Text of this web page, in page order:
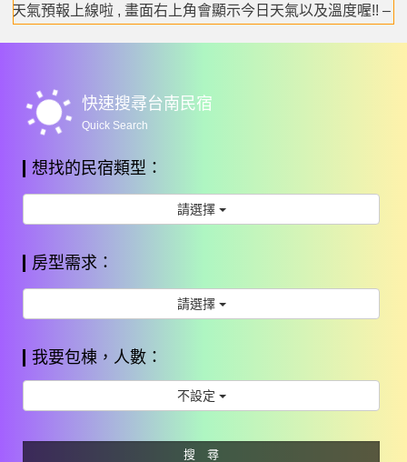
民 風 地 一 思 樂 漫 優
台南今日所有活動 –看更多
wb_sunny 快速搜尋台南民宿
Quick Search
想找的民宿類型：
請選擇
房型需求：
請選擇
我要包棟，人數：
不設定
搜 尋